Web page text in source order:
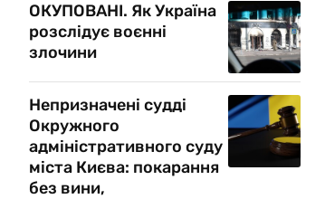
ОКУПОВАНІ. Як Україна
розслідує воєнні
злочини
Непризначені судді
Окружного
адміністративного суду
міста Києва: покарання
без вини,